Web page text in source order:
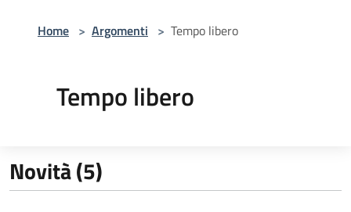
Home > Argomenti > Tempo libero
Tempo libero
Novità (5)